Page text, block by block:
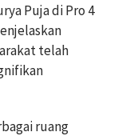
Puja di Pro 4
telah
ruang